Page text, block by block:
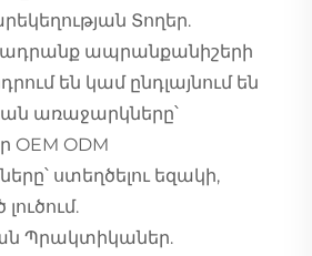
Տողեր.
ապրանքանիշերի
են կամ ընդլայնում են
առաջարկները՝
OEM ODM
ստեղծելու եզակի,
Պրակտիկաներ.